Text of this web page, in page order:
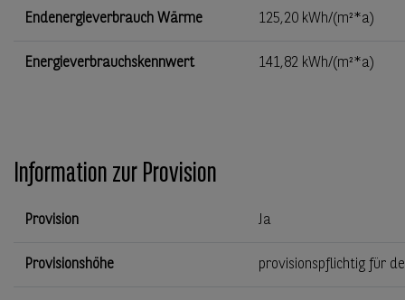
Endenergieverbrauch Wärme 125,20 kWh/(m²*a)
Energieverbrauchskennwert 141,82 kWh/(m²*a)
Information zur Provision
Provision Ja
Provisionshöhe provisionspflichtig für